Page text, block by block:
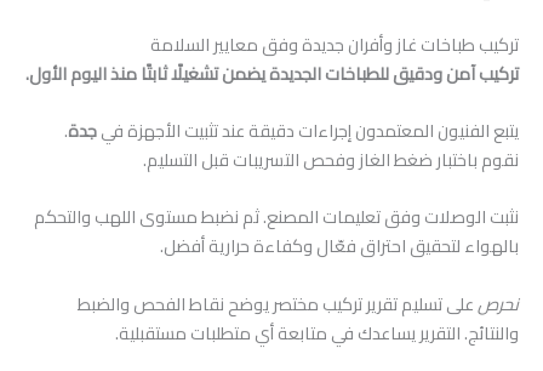
تركيب طباخات غاز وأفران جديدة وفق معايير السلامة
تركيب آمن ودقيق للطباخات الجديدة يضمن تشغيلًا ثابتًا منذ اليوم الأول.
يتبع الفنيون المعتمدون إجراءات دقيقة عند تثبيت الأجهزة فيجدة.
نقوم باختبار ضغط الغاز وفحص التسريبات قبل التسليم.
نثبت الوصلات وفق تعليمات المصنع. ثم نضبط مستوى اللهب والتحكم
بالهواء لتحقيق احتراق فعّال وكفاءة حرارية أفضل.
نحرصعلى تسليم تقرير تركيب مختصر يوضح نقاط الفحص والضبط
والنتائج. التقرير يساعدك في متابعة أي متطلبات مستقبلية.